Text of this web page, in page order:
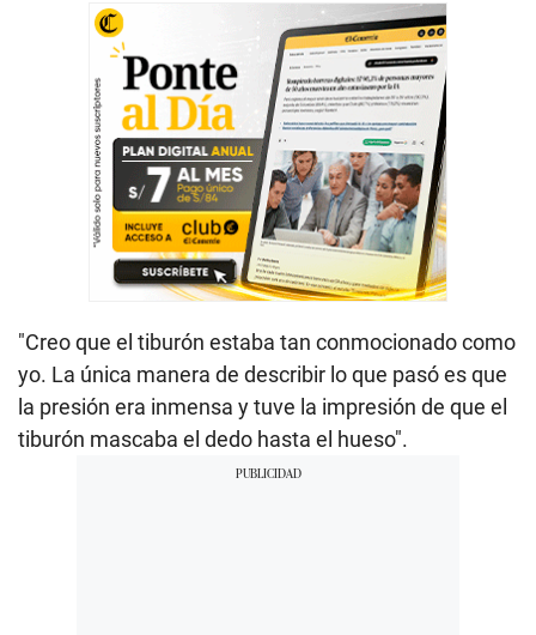
"Creo que el tiburón estaba tan conmocionado como
yo. La única manera de describir lo que pasó es que
la presión era inmensa y tuve la impresión de que el
tiburón mascaba el dedo hasta el hueso".